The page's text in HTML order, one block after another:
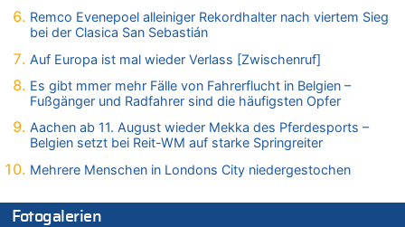
06.08.2026 - 19:17 von Guido Scholzen zu
Zweite Hitzewelle in diesem Sommer ist jetzt amtlich
Felice Mazzu soll Cheftrainer der AS Eupen werden
Zweite Hitzewelle in diesem Sommer ist jetzt amtlich
06.08.2026 - 17:51 von ne Hondsjong zu
Zweite Hitzewelle in diesem Sommer ist jetzt amtlich
Remco Evenepoel alleiniger Rekordhalter nach viertem Sieg
bei der Clasica San Sebastián
Auf Europa ist mal wieder Verlass [Zwischenruf]
Es gibt mmer mehr Fälle von Fahrerflucht in Belgien –
Fußgänger und Radfahrer sind die häufigsten Opfer
Aachen ab 11. August wieder Mekka des Pferdesports –
Belgien setzt bei Reit-WM auf starke Springreiter
Mehrere Menschen in Londons City niedergestochen
Fotogalerien